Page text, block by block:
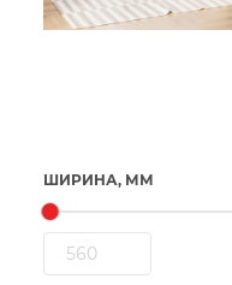
ШИРИНА, ММ